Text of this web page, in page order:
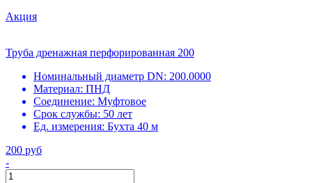
Акция
Труба дренажная перфорированная 200
Номинальный диаметр DN: 200.0000
Материал: ПНД
Соединение: Муфтовое
Срок службы: 50 лет
Ед. измерения: Бухта 40 м
200 руб
-